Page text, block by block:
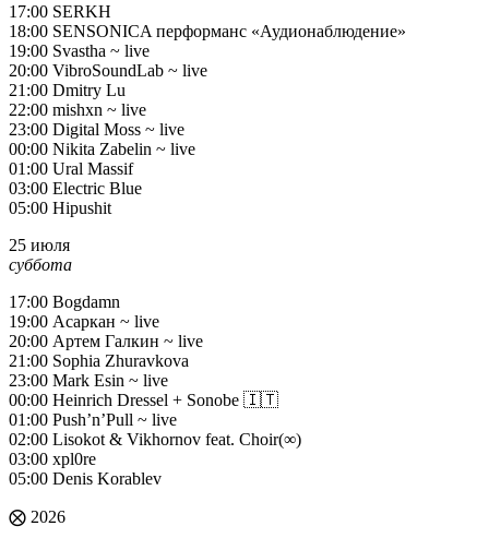
17:00 SERKH
18:00 SENSONICA перформанс «Аудионаблюдение»
19:00 Svastha ~ live
20:00 VibroSoundLab ~ live
21:00 Dmitry Lu
22:00 mishxn ~ live
23:00 Digital Moss ~ live
00:00 Nikita Zabelin ~ live
01:00 Ural Massif
03:00 Electric Blue
05:00 Hipushit
25 июля
суббота
17:00 Bogdamn
19:00 Асаркан ~ live
20:00 Артем Галкин ~ live
21:00 Sophia Zhuravkova
23:00 Mark Esin ~ live
00:00 Heinrich Dressel + Sonobe 🇮🇹
01:00 Push’n’Pull ~ live
02:00 Lisokot & Vikhornov feat. Сhoir(∞)
03:00 xpl0re
05:00 Denis Korablev
⨂ 2026